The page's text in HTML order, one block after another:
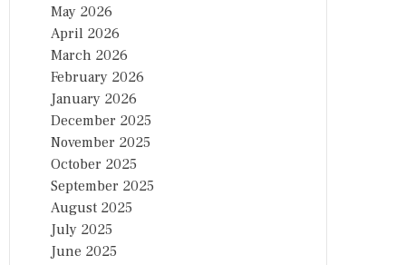
May 2026
April 2026
March 2026
February 2026
January 2026
December 2025
November 2025
October 2025
September 2025
August 2025
July 2025
June 2025